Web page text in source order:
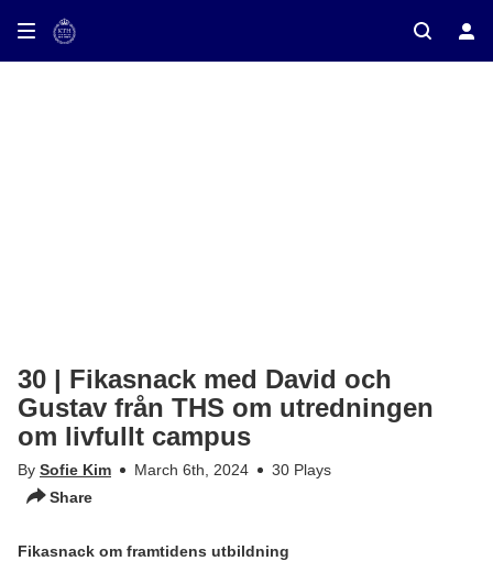
on TV
30 | Fikasnack med David och
Gustav från THS om utredningen
om livfullt campus
By Sofie Kim March 6th, 2024
30 Plays
Share
Fikasnack om framtidens utbildning